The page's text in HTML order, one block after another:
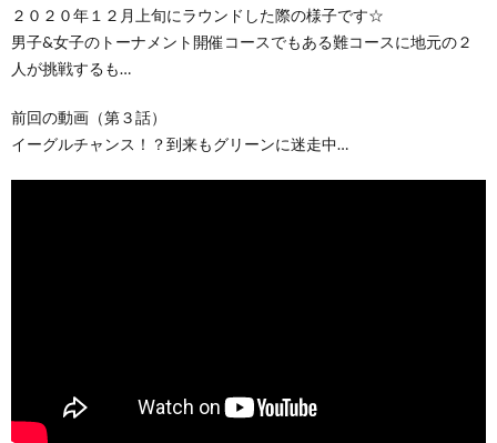
２０２０年１２月上旬にラウンドした際の様子です☆
男子&女子のトーナメント開催コースでもある難コースに地元の２
人が挑戦するも…
前回の動画（第３話）
イーグルチャンス！？到来もグリーンに迷走中…